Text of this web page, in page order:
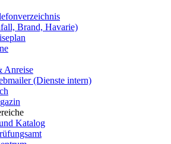
Brand, Havarie)
Anreise
(Dienste intern)
Katalog